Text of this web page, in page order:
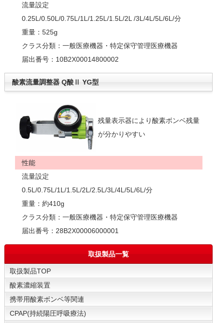
流量設定
0.25L/0.50L/0.75L/1L/1.25L/1.5L/2L /3L/4L/5L/6L/分
重量：525g
クラス分類：一般医療機器・特定保守管理医療機器
届出番号：10B2X00014800002
酸素流量調整器 Q酸Ⅱ YG型
残量表示器により酸素ボンベ残量
が分かりやすい
性能
流量設定
0.5L/0.75L/1L/1.5L/2L/2.5L/3L/4L/5L/6L/分
重量：約410g
クラス分類：一般医療機器・特定保守管理医療機器
届出番号：28B2X00006000001
取扱製品一覧
取扱製品TOP
酸素濃縮装置
携帯用酸素ボンベ等関連
CPAP(持続陽圧呼吸療法)